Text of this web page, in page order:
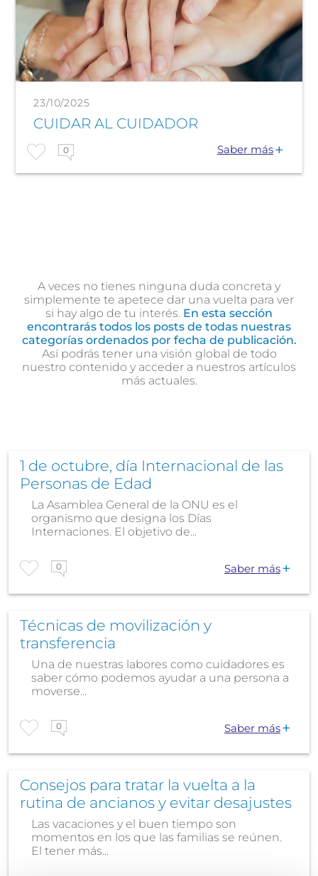
23/10/2025
CUIDAR AL CUIDADOR
0 Saber más
A veces no tienes ninguna duda concreta y
simplemente te apetece dar una vuelta para ver
si hay algo de tu interés. En esta sección
encontrarás todos los posts de todas nuestras
categorías ordenados por fecha de publicación.
Así podrás tener una visión global de todo
nuestro contenido y acceder a nuestros artículos
más actuales.
1 de octubre, día Internacional de las
Personas de Edad
La Asamblea General de la ONU es el
organismo que designa los Días
Internaciones. El objetivo de...
0 Saber más
Técnicas de movilización y
transferencia
Una de nuestras labores como cuidadores es
saber cómo podemos ayudar a una persona a
moverse...
0 Saber más
Consejos para tratar la vuelta a la
rutina de ancianos y evitar desajustes
Las vacaciones y el buen tiempo son
momentos en los que las familias se reúnen.
El tener más...